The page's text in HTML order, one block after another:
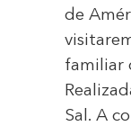
de
familiar
Sal. A